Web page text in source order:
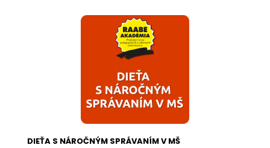
DIEŤA S NÁROČNÝM SPRÁVANÍM V MŠ